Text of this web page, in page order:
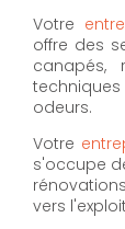
Votre
offre des
canapés,
odeurs.
Votre
s'occupe
vers